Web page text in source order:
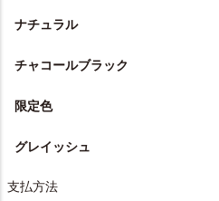
ナチュラル
チャコールブラック
限定色
グレイッシュ
支払方法